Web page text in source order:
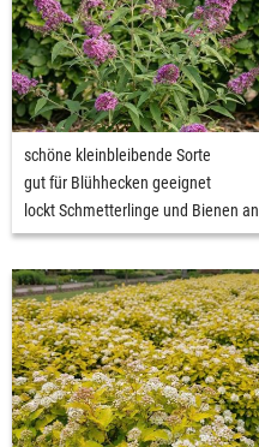
schöne kleinbleibende Sorte
gut für Blühhecken geeignet
lockt Schmetterlinge und Bienen an